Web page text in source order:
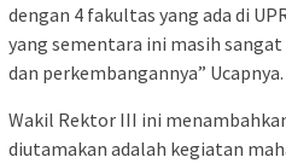
dengan 4 fakultas yang ada di
yang sementara ini masih
dan perkembangannya” Ucapnya.
Wakil Rektor III ini
diutamakan adalah kegiatan